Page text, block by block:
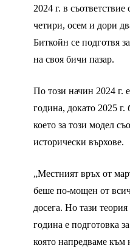
2024 г. в
четири, осем и дори
Биткойн се подготвя
на своя бичи пазар.
По този начин 2024 г.
година, докато 2025 г.
което за този модел
исторически върхове.
„Местният връх от
беше по-мощен от
досега. Но тази
година е подготовка
която напредваме